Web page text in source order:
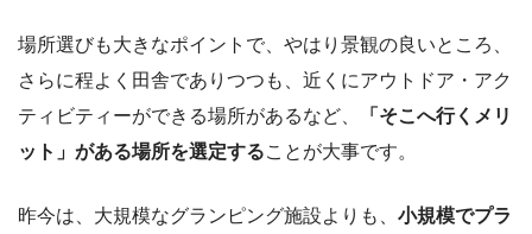
場所選びも大きなポイントで、やはり景観の良いところ、
さらに程よく田舎でありつつも、近くにアウトドア・アク
ティビティーができる場所があるなど、
「そこへ行くメリ
ット」がある場所を選定することが大事です。
昨今は、大規模なグランピング施設よりも、 小規模でプラ